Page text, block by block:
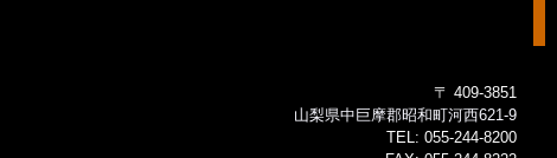
〒 409-3851
山梨県中巨摩郡昭和町河西621-9
TEL: 055-244-8200